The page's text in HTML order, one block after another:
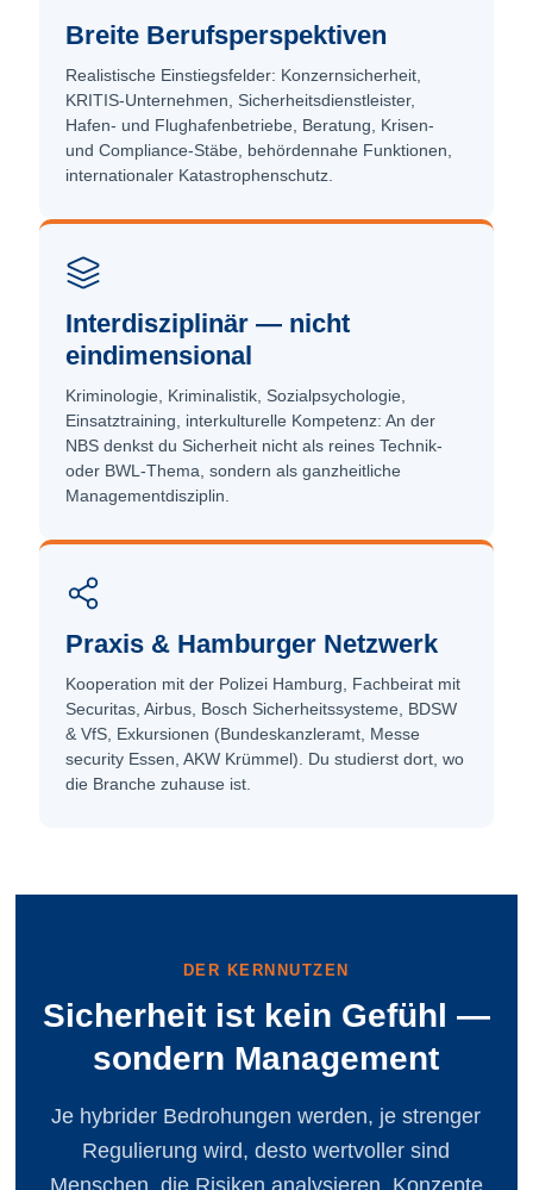
Breite Berufs­perspektiven
Realistische Einstiegs­felder: Konzern­sicherheit,
KRITIS-Unter­nehmen, Sicherheits­dienst­leister,
Hafen- und Flughafen­betriebe, Beratung, Krisen-
und Compliance-Stäbe, behörden­nahe Funktionen,
internationaler Katastrophen­schutz.
Interdisziplinär — nicht
eindimensional
Kriminologie, Kriminalistik, Sozial­psychologie,
Einsatz­training, interkulturelle Kompetenz: An der
NBS denkst du Sicherheit nicht als reines Technik-
oder BWL-Thema, sondern als ganzheitliche
Management­disziplin.
Praxis & Hamburger Netzwerk
Kooperation mit der Polizei Hamburg, Fachbeirat mit
Securitas, Airbus, Bosch Sicherheits­systeme, BDSW
& VfS, Exkursionen (Bundeskanzleramt, Messe
security Essen, AKW Krümmel). Du studierst dort, wo
die Branche zuhause ist.
DER KERNNUTZEN
Sicherheit ist kein Gefühl —
sondern Management
Je hybrider Bedrohungen werden, je strenger
Regulierung wird, desto wertvoller sind
Menschen, die Risiken analysieren, Konzepte